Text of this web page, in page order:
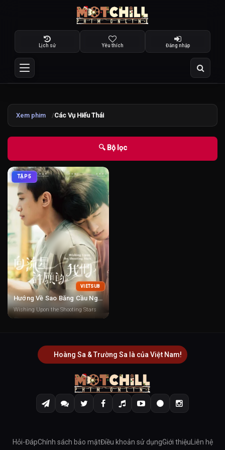
Lịch sử Yêu thích Đăng nhập
Xem phim Các Vụ Hiếu Thái
🔍 Bộ lọc
TẬP 5
VIETSUB
Hướng Về Sao Băng Cầu Nguyện
Wishing Upon the Shooting Stars
Hoàng Sa & Trường Sa là của Việt Nam!
Hỏi-ĐápChính sách bảo mậtĐiều khoản sử dụngGiới thiệuLiên hệ